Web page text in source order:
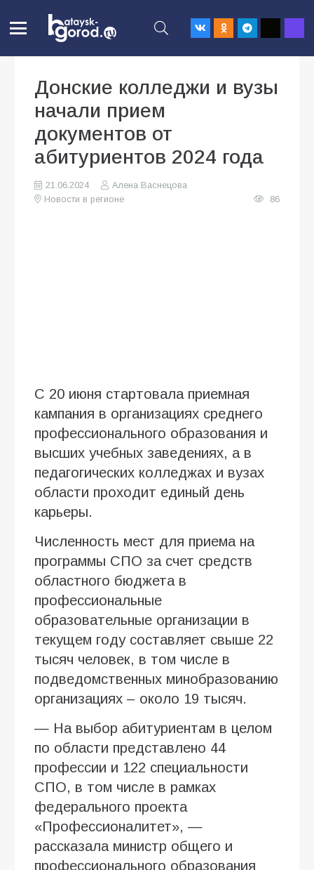
Донские колледжи и вузы
начали прием
документов от
абитуриентов 2024 года
21.06.2024
Алена Васнецова
Новости в регионе
86
С 20 июня стартовала приемная
кампания в организациях среднего
профессионального образования и
высших учебных заведениях, а в
педагогических колледжах и вузах
области проходит единый день
карьеры.
Численность мест для приема на
программы СПО за счет средств
областного бюджета в
профессиональные
образовательные организации в
текущем году составляет свыше 22
тысяч человек, в том числе в
подведомственных минобразованию
организациях – около 19 тысяч.
— На выбор абитуриентам в целом
по области представлено 44
профессии и 122 специальности
СПО, в том числе в рамках
федерального проекта
«Профессионалитет», —
рассказала министр общего и
профессионального образования